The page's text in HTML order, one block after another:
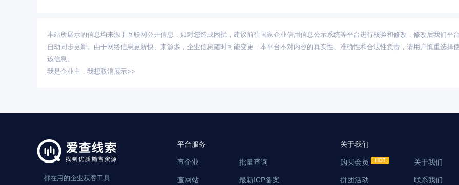
本站所展示的信息均来源于互联网公开信息，如对您造成困扰，建议前往国家企业信用信息公示系统等平台进行核验和修改，修改后我们平
自动同步更新。由于网络信息更新快、来源多，企业信息随时可能变更，本平台不对内容的真实性、准确性和合法性负责，请用户慎重选择
该信息。
我是企业主， 我想取消展示>>
都在用的企业获客工具
平台服务
查企业
查网站
批量查询
最新ICP备案
关于我们
购买会员
拼团活动
关于我们
联系我们